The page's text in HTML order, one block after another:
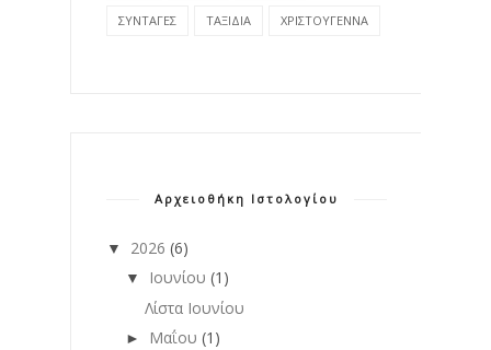
ΣΥΝΤΑΓΕΣ ΤΑΞΙΔΙΑ ΧΡΙΣΤΟΥΓΕΝΝΑ
Αρχειοθήκη Ιστολογίου
▼ 2026 (6)
▼ Ιουνίου (1)
Λίστα Ιουνίου
► Μαΐου (1)